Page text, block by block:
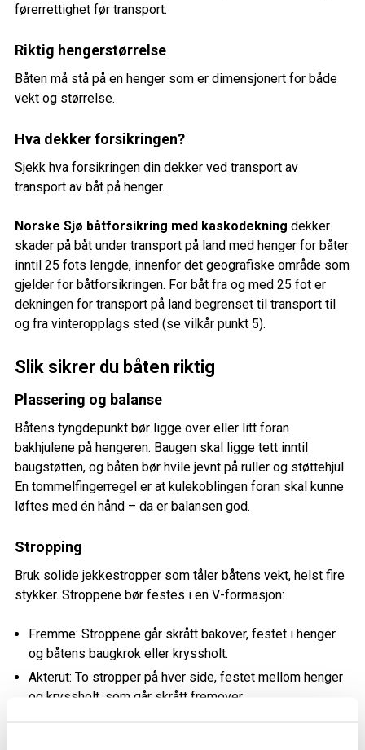
førerrettighet før transport.
Riktig hengerstørrelse
Båten må stå på en henger som er dimensjonert for både
vekt og størrelse.
Hva dekker forsikringen?
Sjekk hva forsikringen din dekker ved transport av
transport av båt på henger.
Norske Sjø båtforsikring med kaskodekning dekker
skader på båt under transport på land med henger for båter
inntil 25 fots lengde, innenfor det geografiske område som
gjelder for båtforsikringen. For båt fra og med 25 fot er
dekningen for transport på land begrenset til transport til
og fra vinteropplags sted (se vilkår punkt 5).
Slik sikrer du båten riktig
Plassering og balanse
Båtens tyngdepunkt bør ligge over eller litt foran
bakhjulene på hengeren. Baugen skal ligge tett inntil
baugstøtten, og båten bør hvile jevnt på ruller og støttehjul.
En tommelfingerregel er at kulekoblingen foran skal kunne
løftes med én hånd – da er balansen god.
Stropping
Bruk solide jekkestropper som tåler båtens vekt, helst fire
stykker. Stroppene bør festes i en V-formasjon:
Fremme: Stroppene går skrått bakover, festet i henger
og båtens baugkrok eller kryssholt.
Akterut: To stropper på hver side, festet mellom henger
og kryssholt, som går skrått fremover.